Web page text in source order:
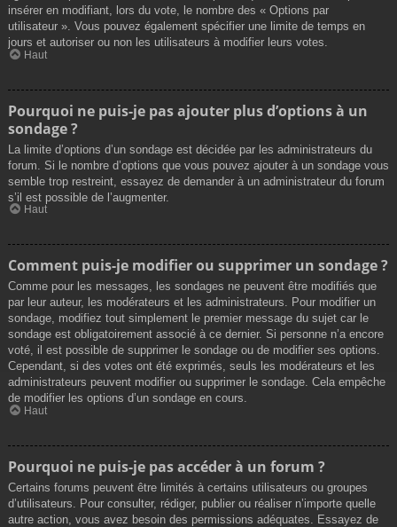
insérer en modifiant, lors du vote, le nombre des « Options par
utilisateur ». Vous pouvez également spécifier une limite de temps en
jours et autoriser ou non les utilisateurs à modifier leurs votes.
Haut
Pourquoi ne puis-je pas ajouter plus d’options à un
sondage ?
La limite d’options d’un sondage est décidée par les administrateurs du
forum. Si le nombre d’options que vous pouvez ajouter à un sondage vous
semble trop restreint, essayez de demander à un administrateur du forum
s’il est possible de l’augmenter.
Haut
Comment puis-je modifier ou supprimer un sondage ?
Comme pour les messages, les sondages ne peuvent être modifiés que
par leur auteur, les modérateurs et les administrateurs. Pour modifier un
sondage, modifiez tout simplement le premier message du sujet car le
sondage est obligatoirement associé à ce dernier. Si personne n’a encore
voté, il est possible de supprimer le sondage ou de modifier ses options.
Cependant, si des votes ont été exprimés, seuls les modérateurs et les
administrateurs peuvent modifier ou supprimer le sondage. Cela empêche
de modifier les options d’un sondage en cours.
Haut
Pourquoi ne puis-je pas accéder à un forum ?
Certains forums peuvent être limités à certains utilisateurs ou groupes
d’utilisateurs. Pour consulter, rédiger, publier ou réaliser n’importe quelle
autre action, vous avez besoin des permissions adéquates. Essayez de